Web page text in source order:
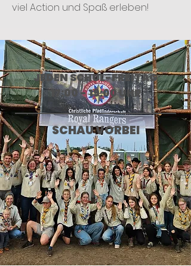
viel Action und Spaß erleben!
JEDEN SCHUL-FREITAG
17:00 - 19:00 UHR
SCHAU VORBEI